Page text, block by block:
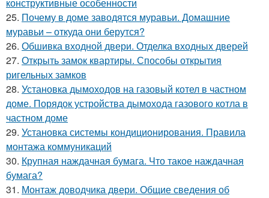
25. Почему в доме заводятся муравьи. Домашние
муравьи – откуда они берутся?
26. Обшивка входной двери. Отделка входных дверей
27. Открыть замок квартиры. Способы открытия
ригельных замков
28. Установка дымоходов на газовый котел в частном
доме. Порядок устройства дымохода газового котла в
частном доме
29. Установка системы кондиционирования. Правила
монтажа коммуникаций
30. Крупная наждачная бумага. Что такое наждачная
бумага?
31. Монтаж доводчика двери. Общие сведения об